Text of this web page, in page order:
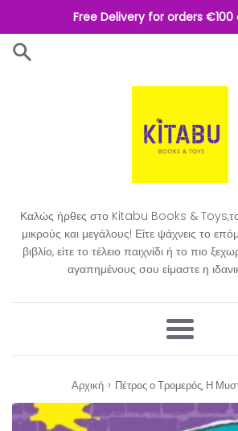
στο
περιεχόμενο
Free Delivery for orders
Καλώς ήρθες στο Kitabu Books & Toys,το
μικρούς και μεγάλους! Είτε ψάχνεις το
βιβλίο, είτε το τέλειο παιχνίδι ή το πιο
αγαπημένους σου είμαστε η
Μενού
Αρχική › Πέτρος ο Τρομερός, Η